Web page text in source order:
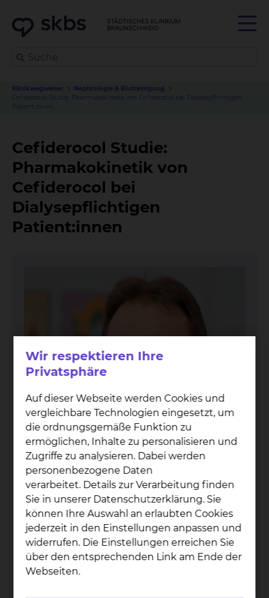
Klinikwegweiser
Nephrologie & Blutreinigung
Cefiderocol Studie: Pharmakokinetik von Cefiderocol bei Dialysepflichtigen
Patient:innen
Cefiderocol Studie:
Pharmakokinetik von
Cefiderocol bei
Dialysepflichtigen
Patient:innen
Prof. Dr. med. Jan T. Kiel­stein
Fichtengrund 1, 38126 Braunschweig
Tel.: +49 531 595 2381
Fax: +49 531 535 2655
Wir respektieren Ihre
Privatsphäre
Auf dieser Webseite werden Cookies und
vergleichbare Technologien eingesetzt, um
die ordnungsgemäße Funktion zu
ermöglichen, Inhalte zu personalisieren und
Zugriffe zu analysieren. Dabei werden
personenbezogene Daten
verarbeitet. Details zur Verarbeitung finden
Sie in unserer Datenschutzerklärung. Sie
können Ihre Auswahl an erlaubten Cookies
jederzeit in den Einstellungen anpassen und
widerrufen. Die Einstellungen erreichen Sie
über den entsprechenden Link am Ende der
Webseiten.